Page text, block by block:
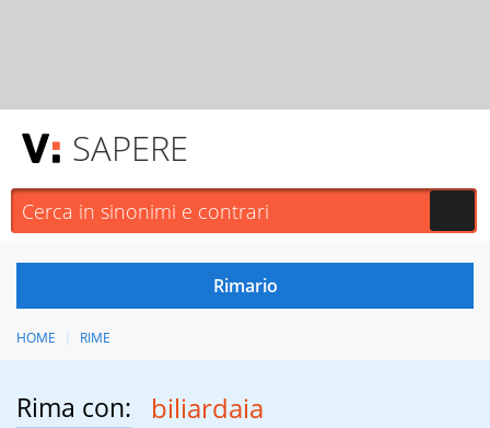
SAPERE
HOME RIME
Rima con: biliardaia